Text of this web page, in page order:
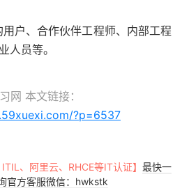
户、合作伙伴工程师、内部工程
人员等。
网 本文链接：
?p=6537
、阿里云、RHCE等IT认证】 最快一
官方客服微信：hwkstk